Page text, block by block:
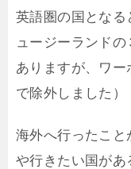
英語圏の国となる
ュージーランド
ありますが、ワー
で除外しました）
海外へ行ったこ
や行きたい国があ